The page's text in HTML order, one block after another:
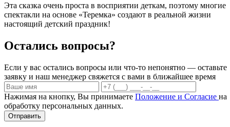
Эта сказка очень проста в восприятии деткам, поэтому многие
спектакли на основе «Теремка» создают в реальной жизни
настоящий детский праздник!
Остались вопросы?
Если у вас остались вопросы или что-то непонятно — оставьте
заявку и наш менеджер свяжется с вами в ближайшее время
Нажимая на кнопку, Вы принимаете Положение и Согласие на
обработку персональных данных.
Отправить